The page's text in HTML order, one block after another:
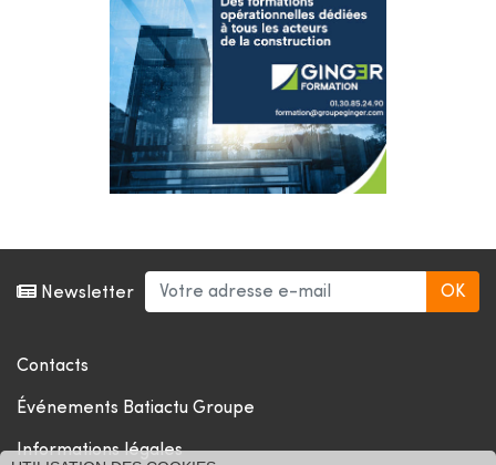
Newsletter
Contacts
Événements Batiactu Groupe
Informations légales